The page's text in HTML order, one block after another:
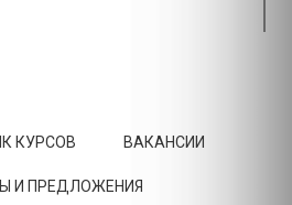
КУРСОВ ВАКАНСИИ
И ПРЕДЛОЖЕНИЯ